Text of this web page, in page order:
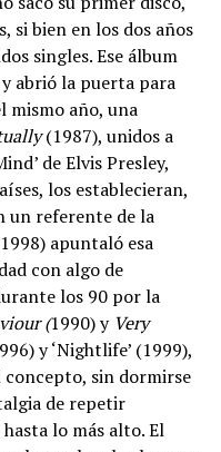
si bien en los dos años
singles. Ese álbum
abrió la puerta para
mismo año, una
(1987), unidos a
de Elvis Presley,
los establecieran,
un referente de la
apuntaló esa
con algo de
los 90 por la
(1990) y Very
y ‘Nightlife’ (1999),
concepto, sin dormirse
de repetir
lo más alto. El